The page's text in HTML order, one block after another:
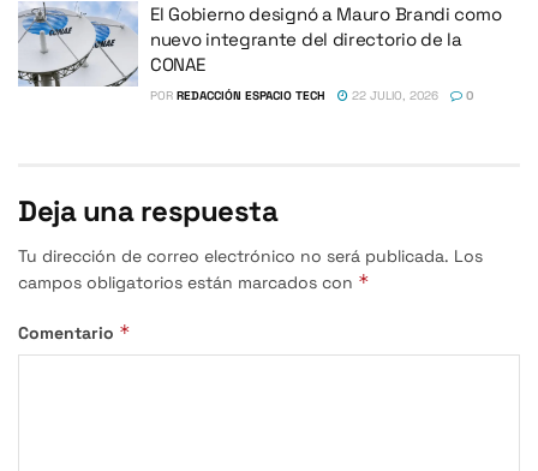
El Gobierno designó a Mauro Brandi como
nuevo integrante del directorio de la
CONAE
POR REDACCIÓN ESPACIO TECH 22 JULIO, 2026 0
Deja una respuesta
Tu dirección de correo electrónico no será publicada. Los
campos obligatorios están marcados con *
Comentario *